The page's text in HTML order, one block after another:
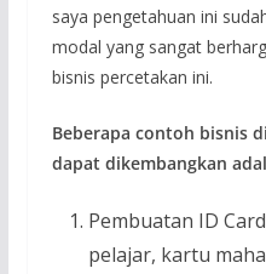
saya pengetahuan ini
modal yang sangat
bisnis percetakan ini.
Beberapa contoh bisnis
dapat dikembangkan
Pembuatan ID
pelajar, kartu